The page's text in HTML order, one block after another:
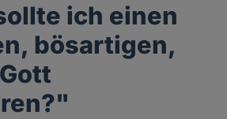
ich einen
bösartigen,